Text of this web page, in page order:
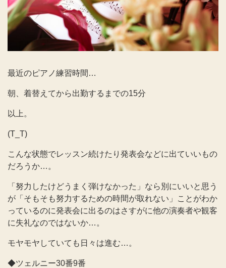
最近のピアノ練習時間…
朝、着替えてから出勤するまでの15分
以上。
(T_T)
こんな状態でレッスン続けたり発表会などに出ていいもの
だろうか…。
「努力したけどうまく弾けなかった」なら別にいいと思う
が「そもそも努力するための時間が取れない」ことがわか
っているのに発表会に出るのはさすがに他の演奏者や観客
に失礼なのではないか…。
モヤモヤしていても日々は進む…。
◆ツェルニー30番9番